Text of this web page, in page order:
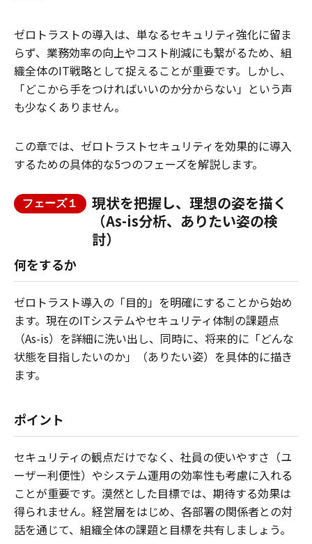
ゼロトラストの導入は、単なるセキュリティ強化に留ま
らず、業務効率の向上やコスト削減にも繋がるため、組
織全体のIT戦略として捉えることが重要です。しかし、
「どこから手をつければいいのか分からない」という声
も少なくありません。
この章では、ゼロトラストセキュリティを効果的に導入
するための具体的な5つのフェーズを解説します。
フェーズ１
現状を把握し、理想の姿を描く
（As-is分析、ありたい姿の検
討）
何をするか
ゼロトラスト導入の「目的」を明確にすることから始め
ます。現在のITシステムやセキュリティ体制の課題点
（As-is）を詳細に洗い出し、同時に、将来的に「どんな
状態を目指したいのか」（ありたい姿）を具体的に描き
ます。
ポイント
セキュリティの観点だけでなく、社員の使いやすさ（ユ
ーザー利便性）やシステム運用の効率性も考慮に入れる
ことが重要です。漠然とした目標では、期待する効果は
得られません。経営層をはじめ、各部署の関係者との対
話を通じて、組織全体の課題と目標を共有しましょう。